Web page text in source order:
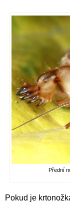
Přední
Pokud je